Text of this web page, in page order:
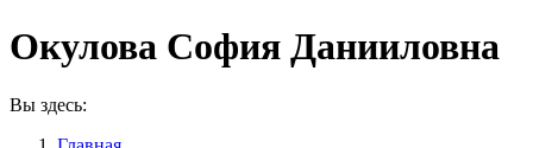
Окулова София Данииловна
Вы здесь: